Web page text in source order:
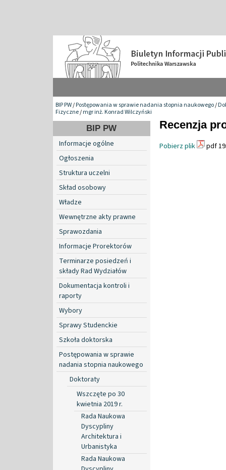
BIP PW/Postępowania w sprawie nadania stopnia naukowego/
Fizyczne/mgr inż. Konrad Wilczyński
BIP PW
Informacje ogólne
Ogłoszenia
Struktura uczelni
Skład osobowy
Władze
Wewnętrzne akty prawne
Sprawozdania
Informacje Prorektorów
Terminarze posiedzeń i
składy Rad Wydziałów
Dokumentacja kontroli i
raporty
Wybory
Sprawy Studenckie
Szkoła doktorska
Postępowania w sprawie
nadania stopnia naukowego
Doktoraty
Wszczęte po 30
kwietnia 2019 r.
Rada Naukowa
Dyscypliny
Architektura i
Urbanistyka
Rada Naukowa
Recenzja
Pobierz plik pdf